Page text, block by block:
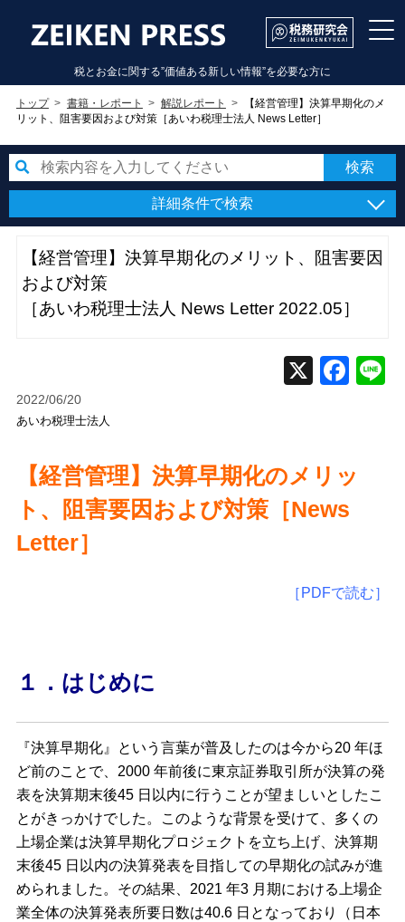
税とお金に関する”価値ある新しい情報”を必要な方に
トップ 書籍・レポート 解説レポート
【経営管理】決算早期化のメ
リット、阻害要因および対策［あいわ税理士法人 News Letter］
詳細条件で検索
【経営管理】決算早期化のメリット、阻害要因
および対策
［あいわ税理士法人 News Letter 2022.05］
2022/06/20
あいわ税理士法人
【経営管理】決算早期化のメリッ
ト、阻害要因および対策［News
Letter］
［PDFで読む］
１．はじめに
『決算早期化』という言葉が普及したのは今から20 年ほ
ど前のことで、2000 年前後に東京証券取引所が決算の発
表を決算期末後45 日以内に行うことが望ましいとしたこ
とがきっかけでした。このような背景を受けて、多くの
上場企業は決算早期化プロジェクトを立ち上げ、決算期
末後45 日以内の決算発表を目指しての早期化の試みが進
められました。その結果、2021 年3 月期における上場企
業全体の決算発表所要日数は40.6 日となっており（日本